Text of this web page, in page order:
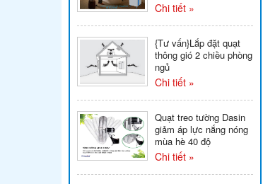
Chi tiết »
{Tư vấn}Lắp đặt quạt
thông gió 2 chiều phòng
ngủ
Chi tiết »
Quạt treo tường Dasin
giảm áp lực nắng nóng
mùa hè 40 độ
Chi tiết »